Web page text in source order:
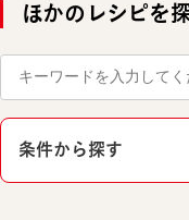
ほかのレシピを
条件から探す